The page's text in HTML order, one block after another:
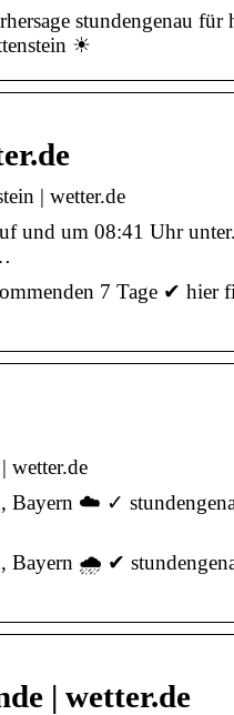
stundengenau für
☀
| wetter.de
und um 08:41 Uhr
7 Tage ✔ hier
wetter.de
Bayern ☁️ ✓
Bayern 🌧️ ✔
| wetter.de